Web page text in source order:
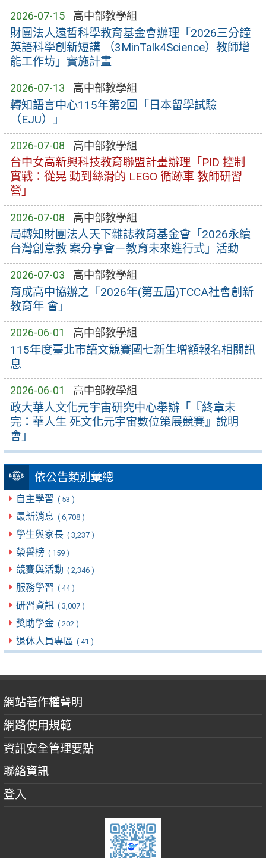
2026-07-15 高中部教學組
財團法人遠哲科學教育基金會辦理「2026三分鐘
英語科學創新短講 （3MinTalk4Science）教師增
能工作坊」實施計畫
2026-07-13 高中部教學組
轉知語言中心115年第2回「日本留學試驗
（EJU）」
2026-07-08 高中部教學組
台中女高新興科技教育聯盟計畫辦理「PID 控制
實戰：從晃 動到絲滑的 LEGO 循跡車 教師研習
營」
2026-07-08 高中部教學組
局轉知財團法人天下雜誌教育基金會「2026永續
台灣創意教 案分享會－教育未來進行式」活動
2026-07-03 高中部教學組
育成高中協辦之「2026年(第五屆)TCCA社會創新
教育年 會」
2026-06-01 高中部教學組
115年度臺北市語文競賽國七新生增額報名相關訊
息
2026-06-01 高中部教學組
政大華人文化元宇宙研究中心舉辦「『終章未
完：華人生 死文化元宇宙數位策展競賽』說明
會」
依公告類別彙總
自主學習 ( 53 )
最新消息 ( 6,708 )
學生與家長 ( 3,237 )
榮譽榜 ( 159 )
競賽與活動 ( 2,346 )
服務學習 ( 44 )
研習資訊 ( 3,007 )
獎助學金 ( 202 )
退休人員專區 ( 41 )
網站著作權聲明
網路使用規範
資訊安全管理要點
聯絡資訊
登入